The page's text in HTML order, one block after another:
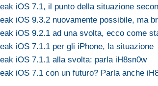
iOS 7.1, il punto della situazione
iOS 9.3.2 nuovamente possibile, ma
iOS 9.2.1 ad una svolta, ecco come
iOS 7.1.1 per gli iPhone, la situazione
iOS 7.1.1 alla svolta: parla iH8sn0w
iOS 7.1 con un futuro? Parla anche